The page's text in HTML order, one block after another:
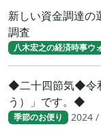
新しい資金調達の
調査
八木宏之の経済時事ウ
◆二十四節気◆令
う）」です。◆
季節のお便り 2024